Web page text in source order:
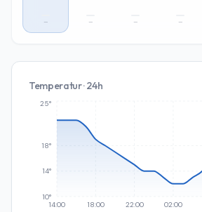
– – – –
Temperatur · 24h
14:00 18:00 22:00 02:00
10°
14°
18°
25°